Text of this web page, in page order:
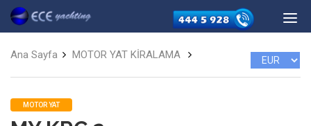
Ana Sayfa MOTOR YAT KİRALAMA
MOTOR YAT